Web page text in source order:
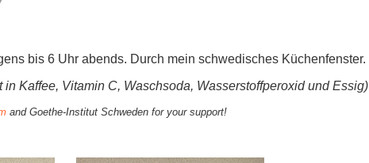
bis 6 Uhr abends. Durch mein schwedisches Küchenfenster.
in Kaffee, Vitamin C, Waschsoda, Wasserstoffperoxid und Essig)
and Goethe-Institut Schweden for your support!